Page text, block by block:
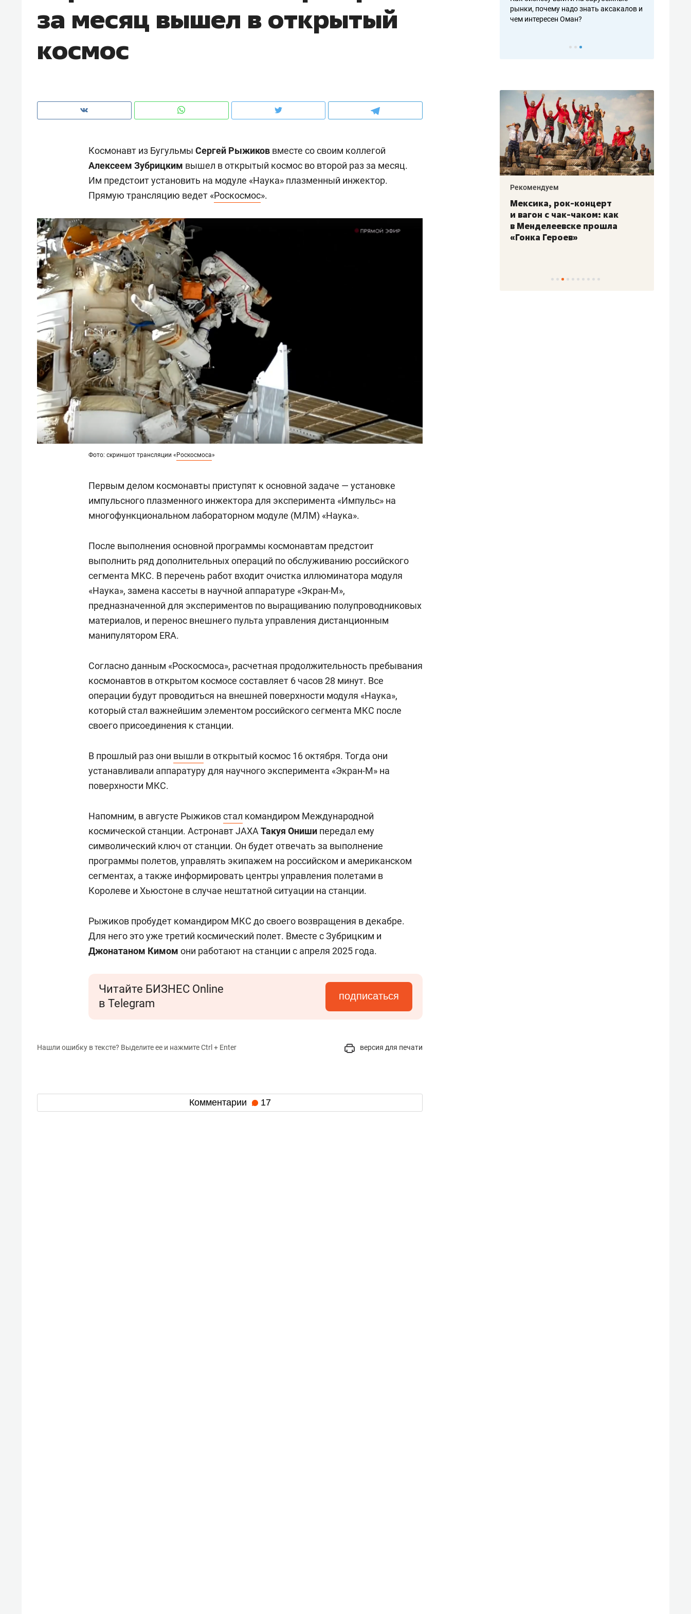
за месяц вышел в открытый
космос
Космонавт из Бугульмы Сергей Рыжиков вместе со своим коллегой
Алексеем Зубрицким вышел в открытый космос во второй раз за месяц.
Им предстоит установить на модуле «Наука» плазменный инжектор.
Прямую трансляцию ведет «Роскосмос».
Фото: скриншот трансляции « Роскосмоса»
Первым делом космонавты приступят к основной задаче — установке
импульсного плазменного инжектора для эксперимента «Импульс» на
многофункциональном лабораторном модуле (МЛМ) «Наука».
После выполнения основной программы космонавтам предстоит
выполнить ряд дополнительных операций по обслуживанию российского
сегмента МКС. В перечень работ входит очистка иллюминатора модуля
«Наука», замена кассеты в научной аппаратуре «Экран-М»,
предназначенной для экспериментов по выращиванию полупроводниковых
материалов, и перенос внешнего пульта управления дистанционным
манипулятором ERA.
Согласно данным «Роскосмоса», расчетная продолжительность пребывания
космонавтов в открытом космосе составляет 6 часов 28 минут. Все
операции будут проводиться на внешней поверхности модуля «Наука»,
который стал важнейшим элементом российского сегмента МКС после
своего присоединения к станции.
В прошлый раз они вышли в открытый космос 16 октября. Тогда они
устанавливали аппаратуру для научного эксперимента «Экран-М» на
поверхности МКС.
Напомним, в августе Рыжиковстал командиром Международной
космической станции. Астронавт JAXAТакуя Ониши передал ему
символический ключ от станции. Он будет отвечать за выполнение
программы полетов, управлять экипажем на российском и американском
сегментах, а также информировать центры управления полетами в
Королеве и Хьюстоне в случае нештатной ситуации на станции.
Рыжиков пробудет командиром МКС до своего возвращения в декабре.
Для него это уже третий космический полет. Вместе с Зубрицким и
Джонатаном Кимом они работают на станции с апреля 2025 года.
Читайте БИЗНЕС Online
в Telegram
подписаться
Нашли ошибку в тексте? Выделите ее и нажмите Ctrl + Enter версия для печати
Комментарии 17
чем интересен Оман?
клиентах и чудных запросах мастеров
школьной формы о контрафакте,
налогах и развитии без кредитов
рынки, почему надо знать аксакалов и
чем интересен Оман?
Как ГК «МИР ГРУПП» и ВТБ
комфорта под Казанью
Рекомендуем
150 камер до квартиры и Face
Рекомендуем
с ментальным и физическим
Рекомендуем
Мексика, рок-концерт
и вагон с чак-чаком: как
в Менделеевске прошла
«Гонка Героев»